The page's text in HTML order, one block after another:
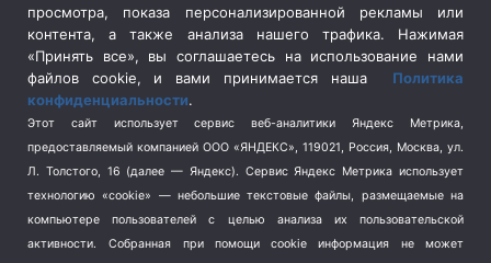
Социальная политика
(3)
Спецоперация в Украине
Спецоперация на Украине
(404)
Спорт (740)
Терроризм (1)
Транспорт (262)
Туризм (178)
Флот (76)
просмотра, показа персонализированной рекламы или
контента, а также анализа нашего трафика. Нажимая
«Принять все», вы соглашаетесь на использование нами
файлов cookie, и вами принимается наша Политика
конфиденциальности.
Этот сайт использует сервис веб-аналитики Яндекс Метрика,
предоставляемый компанией ООО «ЯНДЕКС», 119021, Россия, Москва, ул.
Л. Толстого, 16 (далее — Яндекс). Сервис Яндекс Метрика использует
технологию «cookie» — небольшие текстовые файлы, размещаемые на
компьютере пользователей с целью анализа их пользовательской
активности.
Собранная при помощи cookie информация не может